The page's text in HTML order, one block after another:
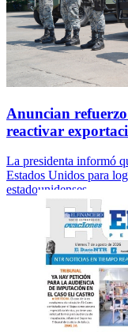
Anuncian
reactivar
La presidenta informó
Estados Unidos para
estadounidenses